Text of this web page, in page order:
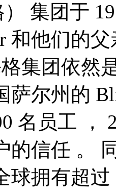
集团于
和他们的
集团依然
萨尔州的
名员工 ，
的信任 。
球拥有超